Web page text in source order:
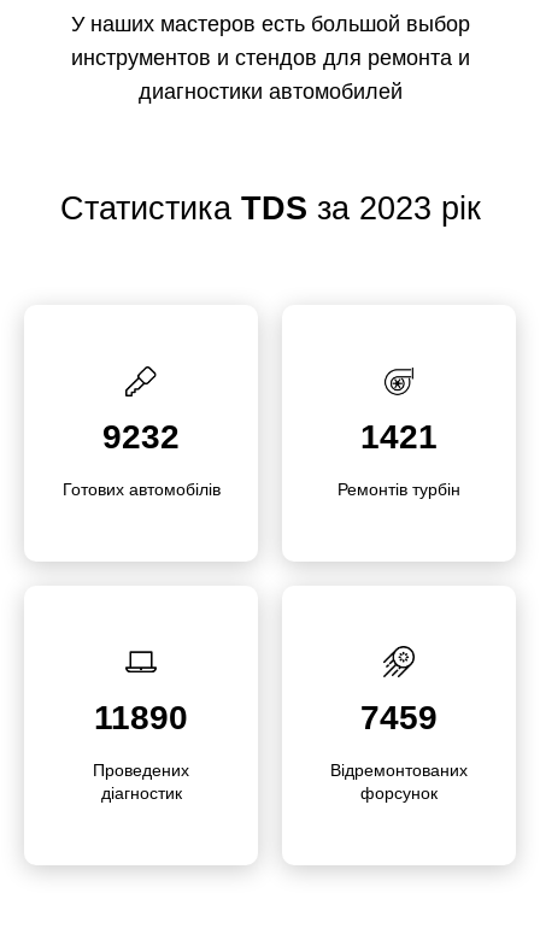
У наших мастеров есть большой выбор
инструментов и стендов для ремонта и
диагностики автомобилей
Статистика TDS за 2023 рік
9232
Готових автомо­білів
1421
Ремонтів турбін
11890
Прове­дених
діагностик
7459
Відремон­това­них
форсунок